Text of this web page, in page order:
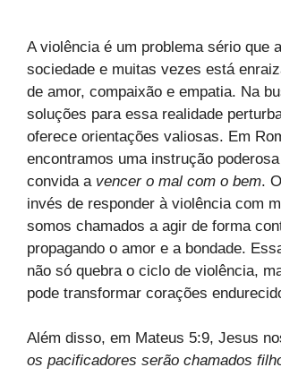
A violência é um problema sério que
sociedade e muitas vezes está
de amor, compaixão e empatia. Na
soluções para essa realidade
oferece orientações valiosas. Em
encontramos uma instrução
convida a vencer o mal com o bem.
invés de responder à violência com
somos chamados a agir de forma
propagando o amor e a bondade.
não só quebra o ciclo de violência,
pode transformar corações
Além disso, em Mateus 5:9, Jesus
os pacificadores serão chamados